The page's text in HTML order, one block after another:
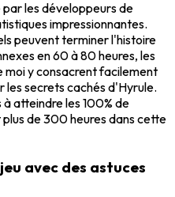
les développeurs de
impressionnantes.
peuvent terminer l'histoire
en 60 à 80 heures, les
moi y consacrent facilement
secrets cachés d'Hyrule.
atteindre les 100% de
de 300 heures dans cette
avec des astuces